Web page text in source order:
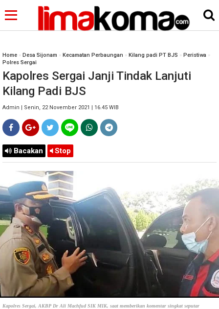
Home » Desa Sijonam » Kecamatan Perbaungan » Kilang padi PT BJS » Peristiwa »
Polres Sergai
Kapolres Sergai Janji Tindak Lanjuti
Kilang Padi BJS
Admin | Senin, 22 November 2021 | 16.45 WIB
Bacakan Stop
Kapolres Sergai, AKBP Dr Ali Machfud SIK MIK, saat memberikan komentar singkat seputar